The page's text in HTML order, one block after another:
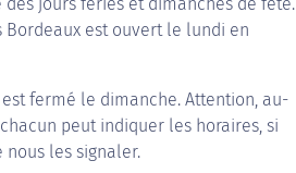
Bordeaux est ouvert le lundi en
est fermé le dimanche. Attention, au-
peut indiquer les horaires, si
nous les signaler.